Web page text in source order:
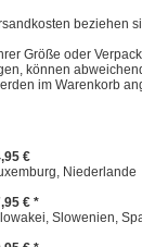
beziehen
Größe oder
können
im Warenkorb
€
Niederlande
€ *
Slowenien,